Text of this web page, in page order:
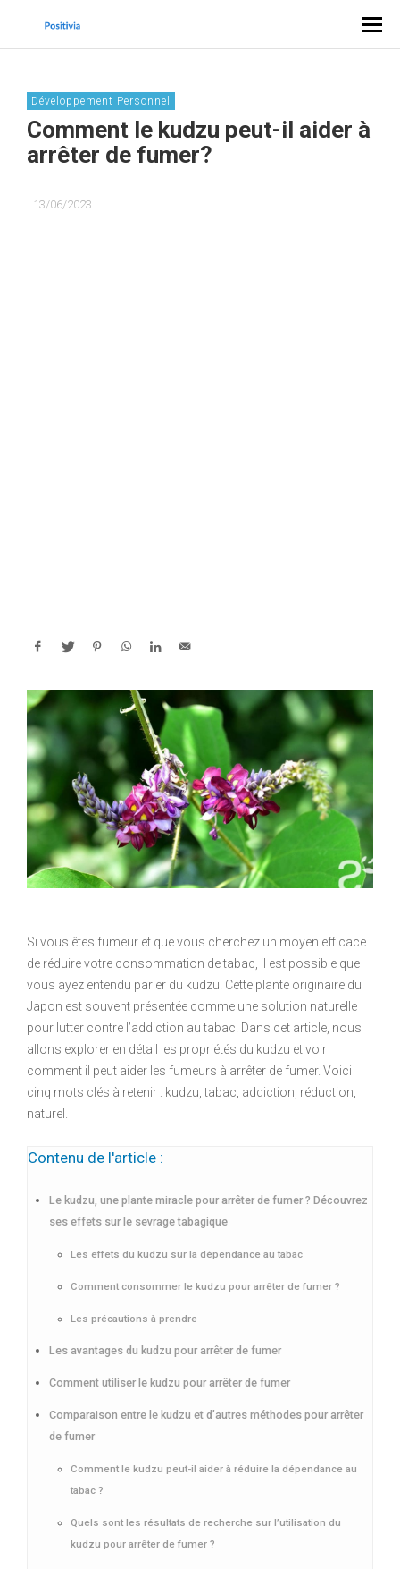
Développement Personnel
Comment le kudzu peut-il aider à
arrêter de fumer?
13/06/2023
Si vous êtes fumeur et que vous cherchez un moyen efficace
de réduire votre consommation de tabac, il est possible que
vous ayez entendu parler du kudzu. Cette plante originaire du
Japon est souvent présentée comme une solution naturelle
pour lutter contre l’addiction au tabac. Dans cet article, nous
allons explorer en détail les propriétés du kudzu et voir
comment il peut aider les fumeurs à arrêter de fumer. Voici
cinq mots clés à retenir : kudzu, tabac, addiction, réduction,
naturel.
Contenu de l'article :
Le kudzu, une plante miracle pour arrêter de fumer ? Découvrez
ses effets sur le sevrage tabagique
Les effets du kudzu sur la dépendance au tabac
Comment consommer le kudzu pour arrêter de fumer ?
Les précautions à prendre
Les avantages du kudzu pour arrêter de fumer
Comment utiliser le kudzu pour arrêter de fumer
Comparaison entre le kudzu et d’autres méthodes pour arrêter
de fumer
Comment le kudzu peut-il aider à réduire la dépendance au
tabac ?
Quels sont les résultats de recherche sur l’utilisation du
kudzu pour arrêter de fumer ?